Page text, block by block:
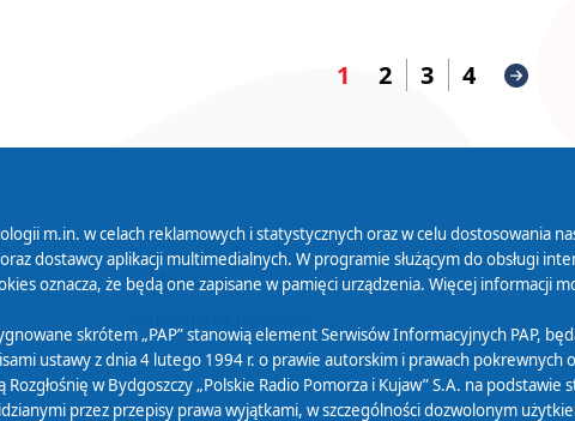
1 2 3 4
Organizacje Pożytku
Publicznego
Cyfryzacja DAB+
m.in. w celach reklamowych i statystycznych oraz w celu dostosowania
dostawcy aplikacji multimedialnych. W programie służącym do obsługi
oznacza, że będą one zapisane w pamięci urządzenia. Więcej informacji
skrótem „PAP” stanowią element Serwisów Informacyjnych PAP,
ustawy z dnia 4 lutego 1994 r. o prawie autorskim i prawach pokrewnych
w Bydgoszczy „Polskie Radio Pomorza i Kujaw” S.A. na
przez przepisy prawa wyjątkami, w szczególności dozwolonym